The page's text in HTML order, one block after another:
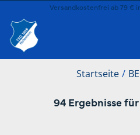
Versandkostenfrei ab 79 €
Startseite
94 Ergebnisse für